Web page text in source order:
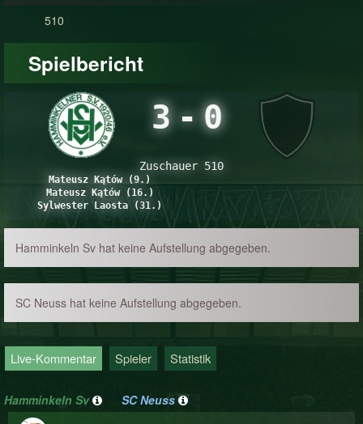
510
Spielbericht
3 -0
Zuschauer 510
Mateusz Kątów (9.)
Mateusz Kątów (16.)
Sylwester Laosta (31.)
Hamminkeln Sv hat keine Aufstellung abgegeben.
SC Neuss hat keine Aufstellung abgegeben.
Live-Kommentar Spieler Statistik
Hamminkeln Sv SC Neuss